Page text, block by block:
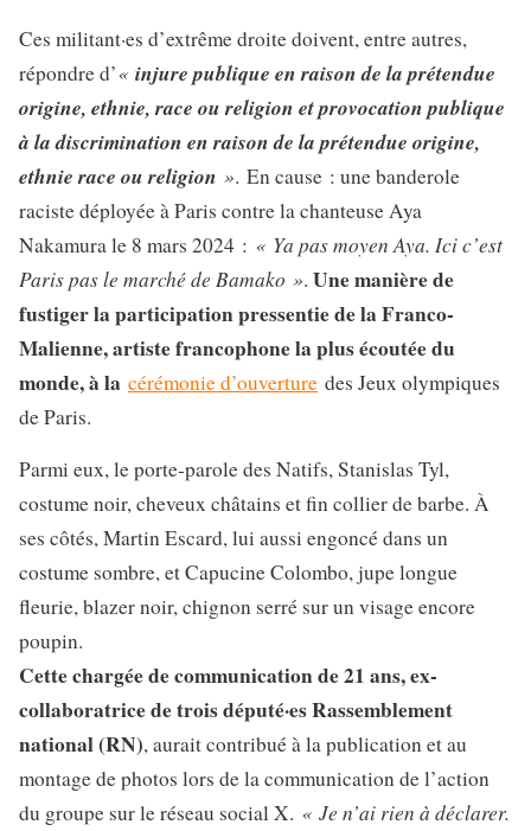
Ces militant·es d’extrême droite doivent, entre autres,
répondre d’« injure publique en raison de la prétendue
origine, ethnie, race ou religion et provocation publique
à la discrimination en raison de la prétendue origine,
ethnie race ou religion ». En cause : une banderole
raciste déployée à Paris contre la chanteuse Aya
Nakamura le 8 mars 2024 : « Ya pas moyen Aya. Ici c’est
Paris pas le marché de Bamako ». Une manière de
fustiger la participation pressentie de la Franco-
Malienne, artiste francophone la plus écoutée du
monde, à la cérémonie d’ouverture des Jeux olympiques
de Paris.
Parmi eux, le porte-parole des Natifs, Stanislas Tyl,
costume noir, cheveux châtains et fin collier de barbe. À
ses côtés, Martin Escard, lui aussi engoncé dans un
costume sombre, et Capucine Colombo, jupe longue
fleurie, blazer noir, chignon serré sur un visage encore
poupin.
Cette chargée de communication de 21 ans, ex-
collaboratrice de trois député·es Rassemblement
national (RN), aurait contribué à la publication et au
montage de photos lors de la communication de l’action
du groupe sur le réseau social X. « Je n’ai rien à déclarer.